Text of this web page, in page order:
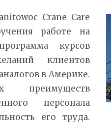
Crane Care
работе на
курсов
клиентов
в Америке.
преимуществ
персонала
его труда.